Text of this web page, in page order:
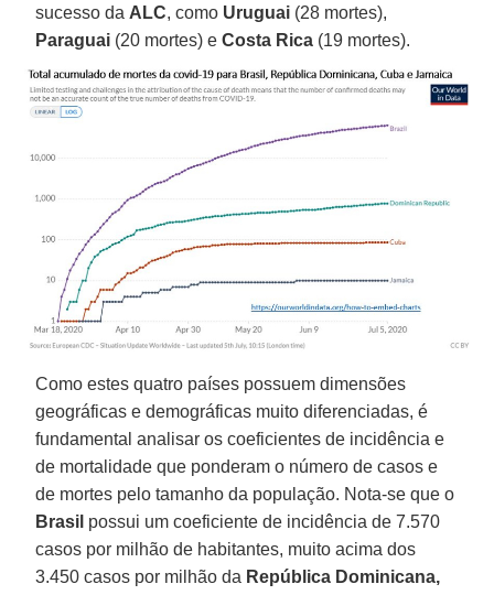
sucesso da ALC, como Uruguai (28 mortes),
Paraguai (20 mortes) eCosta Rica (19 mortes).
Como estes quatro países possuem dimensões
geográficas e demográficas muito diferenciadas, é
fundamental analisar os coeficientes de incidência e
de mortalidade que ponderam o número de casos e
de mortes pelo tamanho da população. Nota-se que o
Brasil possui um coeficiente de incidência de 7.570
casos por milhão de habitantes, muito acima dos
3.450 casos por milhão da República Dominicana,